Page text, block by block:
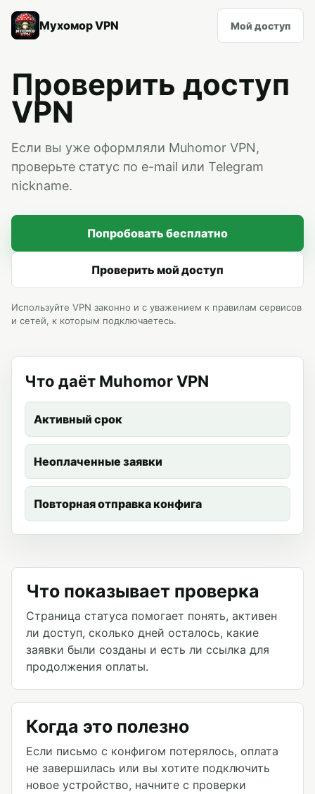
Мухомор VPN Мой доступ
Проверить доступ
VPN
Если вы уже оформляли Muhomor VPN,
проверьте статус по e-mail или Telegram
nickname.
Попробовать бесплатно
Проверить мой доступ
Используйте VPN законно и с уважением к правилам сервисов
и сетей, к которым подключаетесь.
Что даёт Muhomor VPN
Активный срок
Неоплаченные заявки
Повторная отправка конфига
Что показывает проверка
Страница статуса помогает понять, активен
ли доступ, сколько дней осталось, какие
заявки были созданы и есть ли ссылка для
продолжения оплаты.
Когда это полезно
Если письмо с конфигом потерялось, оплата
не завершилась или вы хотите подключить
новое устройство, начните с проверки